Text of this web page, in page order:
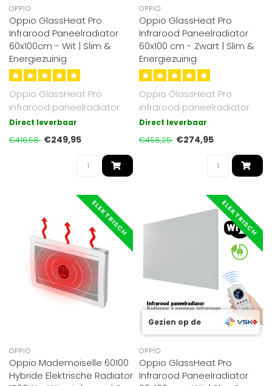
OPPIO
Oppio GlassHeat Pro
Infrarood Paneelradiator
60x100cm - Wit | Slim &
Energiezuinig
Oppio GlassHeat Pro
infrarood paneelradiator
60x100 cm kleur wit. 600W,
temperat..
Direct leverbaar
€416,58 €249,95
OPPIO
Oppio GlassHeat Pro
Infrarood Paneelradiator
60x100 cm - Zwart | Slim &
Energiezuinig
Oppio GlassHeat Pro
infrarood paneelradiator
60x100 cm kleur Zwart.
600W, temper..
Direct leverbaar
€458,25 €274,95
ELEKTRISCH
OPPIO
Oppio Mademoiselle 60100
Hybride Elektrische Radiator
ELEKTRISCH
Gezien op de
OPPIO
Oppio GlassHeat Pro
Infrarood Paneelradiator